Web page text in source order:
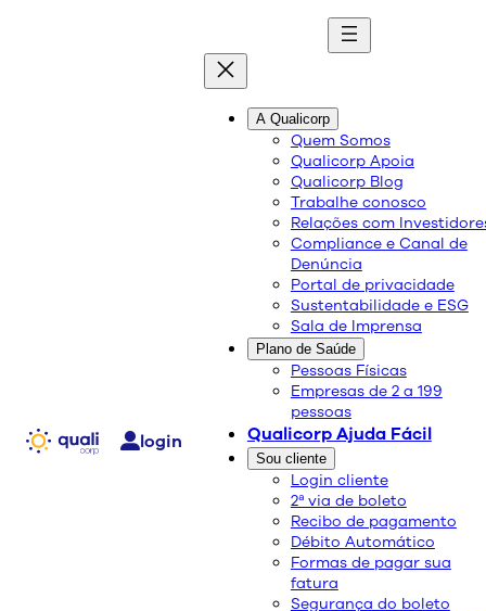
login
A Qualicorp
Quem Somos
Qualicorp Apoia
Qualicorp Blog
Trabalhe conosco
Relações com
Compliance e Canal de
Denúncia
Portal de privacidade
Sustentabilidade e ESG
Sala de Imprensa
Plano de Saúde
Pessoas Físicas
Empresas de 2 a 199
pessoas
Qualicorp Ajuda Fácil
Sou cliente
Login cliente
2ª via de boleto
Recibo de pagamento
Débito Automático
Formas de pagar sua
fatura
Segurança do boleto
blog
Conteúdo de qualidade e as melhores soluções
Como manter a hidratação